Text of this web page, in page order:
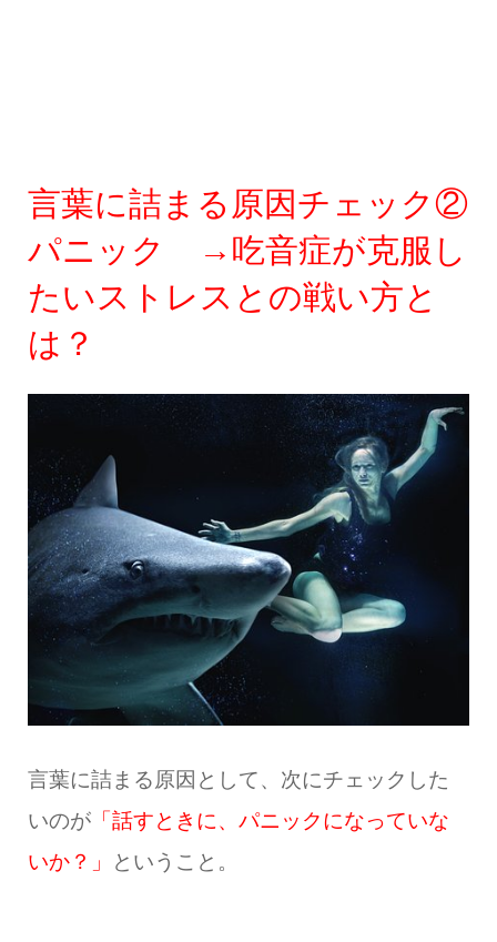
言葉に詰まる原因チェック②
パニック →吃音症が克服し
たいストレスとの戦い方と
は？
言葉に詰まる原因として、次にチェックした
いのが「話すときに、パニックになっていな
いか？」
ということ。